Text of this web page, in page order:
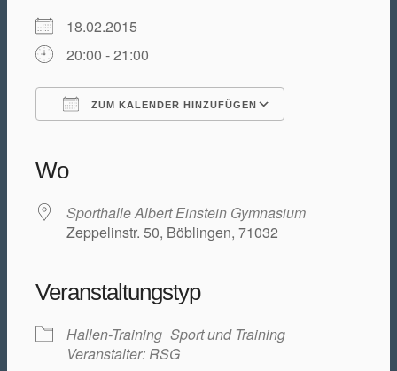
18.02.2015
20:00 - 21:00
ZUM KALENDER HINZUFÜGEN
Wo
Sporthalle Albert Einstein Gymnasium
Zeppelinstr. 50, Böblingen, 71032
Veranstaltungstyp
Hallen-Training Sport und Training
Veranstalter: RSG